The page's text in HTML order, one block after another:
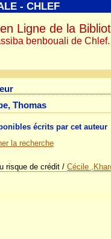
Thomas
écrits par cet auteur
la recherche
risque de crédit /Cécile
- CHLEF
Ligne de la
benbouali de Chlef.